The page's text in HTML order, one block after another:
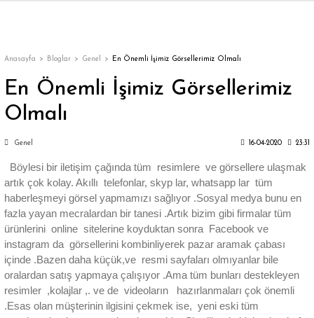
Trençkot
Trençkot
Trençkot
Trençkot
Anasayfa Bloglar Genel En Önemli İşimiz Görsellerimiz Olmalı
En Önemli İşimiz Görsellerimiz
Olmalı
Genel 16-04-2020 23:31
Böylesi bir iletişim çağında tüm resimlere ve görsellere ulaşmak
artık çok kolay. Akıllı telefonlar, skyp lar, whatsapp lar tüm
haberleşmeyi görsel yapmamızı sağlıyor .Sosyal medya bunu en
fazla yayan mecralardan bir tanesi .Artık bizim gibi firmalar tüm
ürünlerini online sitelerine koyduktan sonra Facebook ve
instagram da görsellerini kombinliyerek pazar aramak çabası
içinde .Bazen daha küçük,ve resmi sayfaları olmıyanlar bile
oralardan satış yapmaya çalışıyor .Ama tüm bunları destekleyen
resimler ,kolajlar ,. ve de videoların hazırlanmaları çok önemli
.Esas olan müşterinin ilgisini çekmek ise, yeni eski tüm